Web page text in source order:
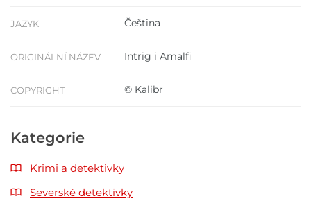
JAZYK Čeština
ORIGINÁLNÍ NÁZEV Intrig i Amalfi
COPYRIGHT © Kalibr
Kategorie
Krimi a detektivky
Severské detektivky